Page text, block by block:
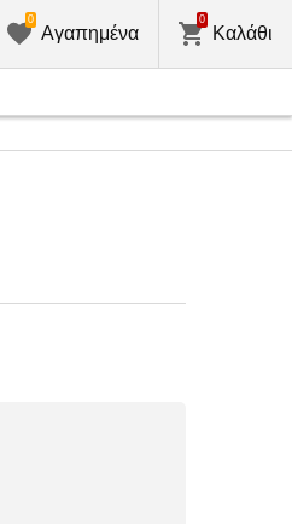
Αγαπημένα
0
Καλάθι
0